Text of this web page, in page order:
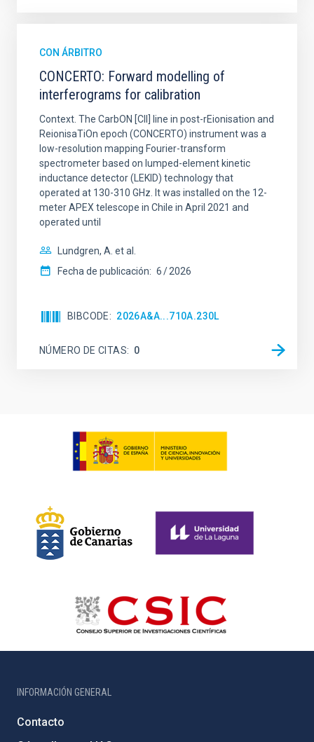
CON ÁRBITRO
CONCERTO: Forward modelling of
interferograms for calibration
Context. The CarbON [CII] line in post-rEionisation and
ReionisaTiOn epoch (CONCERTO) instrument was a
low-resolution mapping Fourier-transform
spectrometer based on lumped-element kinetic
inductance detector (LEKID) technology that
operated at 130-310 GHz. It was installed on the 12-
meter APEX telescope in Chile in April 2021 and
operated until
Lundgren, A. et al.
Fecha de publicación: 6 2026
BIBCODE 2026A&A...710A.230L
NÚMERO DE CITAS 0
INFORMACIÓN GENERAL
Contacto